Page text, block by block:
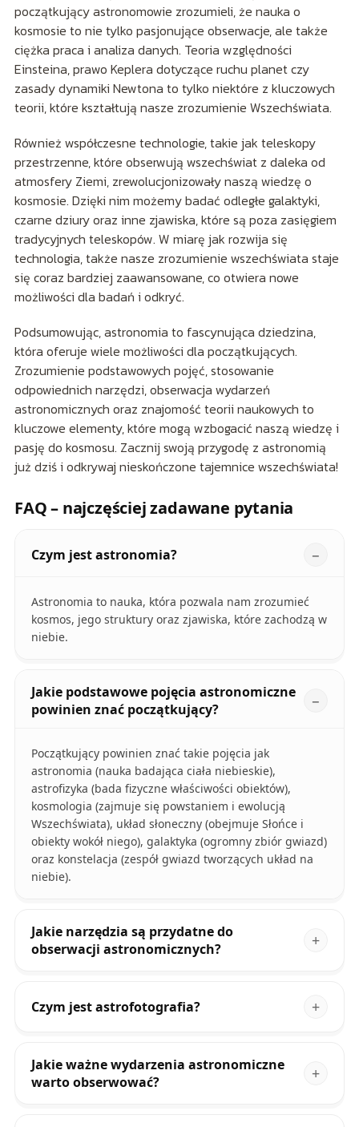
początkujący astronomowie zrozumieli, że nauka o
kosmosie to nie tylko pasjonujące obserwacje, ale także
ciężka praca i analiza danych. Teoria względności
Einsteina, prawo Keplera dotyczące ruchu planet czy
zasady dynamiki Newtona to tylko niektóre z kluczowych
teorii, które kształtują nasze zrozumienie Wszechświata.
Również współczesne technologie, takie jak teleskopy
przestrzenne, które obserwują wszechświat z daleka od
atmosfery Ziemi, zrewolucjonizowały naszą wiedzę o
kosmosie. Dzięki nim możemy badać odległe galaktyki,
czarne dziury oraz inne zjawiska, które są poza zasięgiem
tradycyjnych teleskopów. W miarę jak rozwija się
technologia, także nasze zrozumienie wszechświata staje
się coraz bardziej zaawansowane, co otwiera nowe
możliwości dla badań i odkryć.
Podsumowując, astronomia to fascynująca dziedzina,
która oferuje wiele możliwości dla początkujących.
Zrozumienie podstawowych pojęć, stosowanie
odpowiednich narzędzi, obserwacja wydarzeń
astronomicznych oraz znajomość teorii naukowych to
kluczowe elementy, które mogą wzbogacić naszą wiedzę i
pasję do kosmosu. Zacznij swoją przygodę z astronomią
już dziś i odkrywaj nieskończone tajemnice wszechświata!
FAQ – najczęściej zadawane pytania
Czym jest astronomia?
Astronomia to nauka, która pozwala nam zrozumieć
kosmos, jego struktury oraz zjawiska, które zachodzą w
niebie.
Jakie podstawowe pojęcia astronomiczne
powinien znać początkujący?
Początkujący powinien znać takie pojęcia jak
astronomia (nauka badająca ciała niebieskie),
astrofizyka (bada fizyczne właściwości obiektów),
kosmologia (zajmuje się powstaniem i ewolucją
Wszechświata), układ słoneczny (obejmuje Słońce i
obiekty wokół niego), galaktyka (ogromny zbiór gwiazd)
oraz konstelacja (zespół gwiazd tworzących układ na
niebie).
Jakie narzędzia są przydatne do
obserwacji astronomicznych?
Czym jest astrofotografia?
Jakie ważne wydarzenia astronomiczne
warto obserwować?